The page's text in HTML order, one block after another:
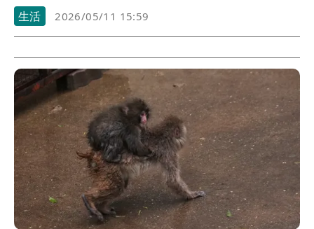
合磚...
生活 2026/05/11 15:59